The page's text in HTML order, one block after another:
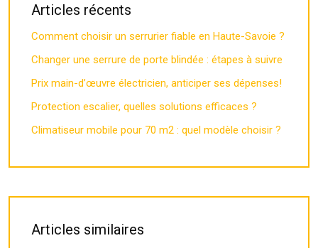
Articles récents
Comment choisir un serrurier fiable en Haute-Savoie ?
Changer une serrure de porte blindée : étapes à suivre
Prix main-d’œuvre électricien, anticiper ses dépenses!
Protection escalier, quelles solutions efficaces ?
Climatiseur mobile pour 70 m2 : quel modèle choisir ?
Articles similaires